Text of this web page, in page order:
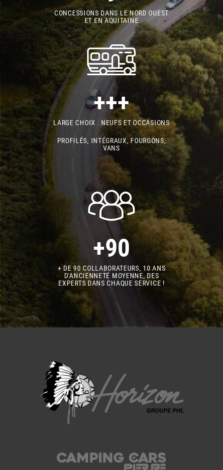
CONCESSIONS DANS LE NORD OUEST
ET EN AQUITAINE
+++
LARGE CHOIX : NEUFS ET OCCASIONS
PROFILÉS, INTÉGRAUX, FOURGONS,
VANS
+90
+ DE 90 COLLABORATEURS, 10 ANS
D'ANCIENNETÉ MOYENNE, DES
EXPERTS DANS CHAQUE SERVICE !